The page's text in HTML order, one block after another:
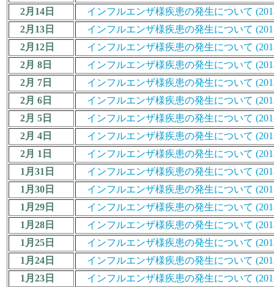
2月14日
インフルエンザ様疾患の発生について
2月13日
インフルエンザ様疾患の発生について
2月12日
インフルエンザ様疾患の発生について
2月 8日
インフルエンザ様疾患の発生について
2月 7日
インフルエンザ様疾患の発生について
2月 6日
インフルエンザ様疾患の発生について
2月 5日
インフルエンザ様疾患の発生について
2月 4日
インフルエンザ様疾患の発生について
2月 1日
インフルエンザ様疾患の発生について
1月31日
インフルエンザ様疾患の発生について
1月30日
インフルエンザ様疾患の発生について
1月29日
インフルエンザ様疾患の発生について
1月28日
インフルエンザ様疾患の発生について
1月25日
インフルエンザ様疾患の発生について
1月24日
インフルエンザ様疾患の発生について
1月23日
インフルエンザ様疾患の発生について